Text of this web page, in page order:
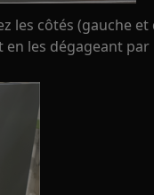
les côtés (gauche
en les dégageant